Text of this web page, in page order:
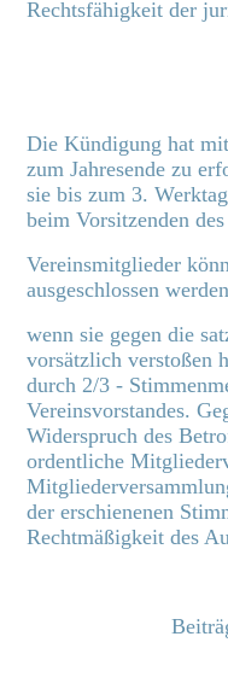
Rechtsfähigkeit der
b) durch
c) durch
Die Kündigung hat
zum Jahresende zu
sie bis zum 3.
beim Vorsitzenden
Vereinsmitglieder
ausgeschlossen
wenn sie gegen die
vorsätzlich verstoßen
durch 2/3 -
Vereinsvorstandes.
Widerspruch des
ordentliche
der erschienenen
Rechtmäßigkeit des